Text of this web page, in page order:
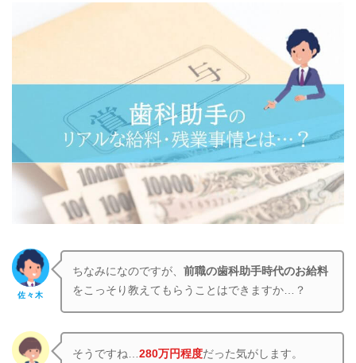
佐々木
ちなみになのですが、前職の歯科助手時代のお給料
をこっそり教えてもらうことはできますか…？
そうですね…280万円程度だった気がします。